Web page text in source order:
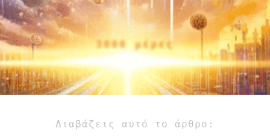
3000 μέρες
Διαβάζεις αυτό το άρθρο: